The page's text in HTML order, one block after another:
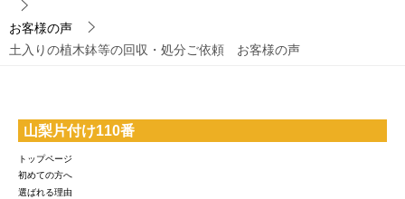
お客様の声
土入りの植木鉢等の回収・処分ご依頼 お客様の声
山梨片付け110番
トップページ
初めての方へ
選ばれる理由